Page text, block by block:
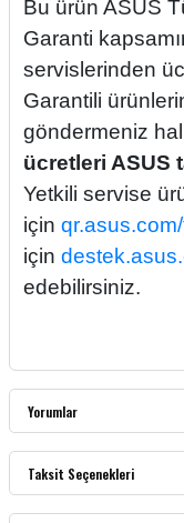
Bu ürün ASUS
Garanti
servislerinden
Garantili
göndermeniz
ücretleri ASUS
Yetkili servise
için
için
edebilirsiniz.
Yorumlar
Bu
Taksit Seçenekleri